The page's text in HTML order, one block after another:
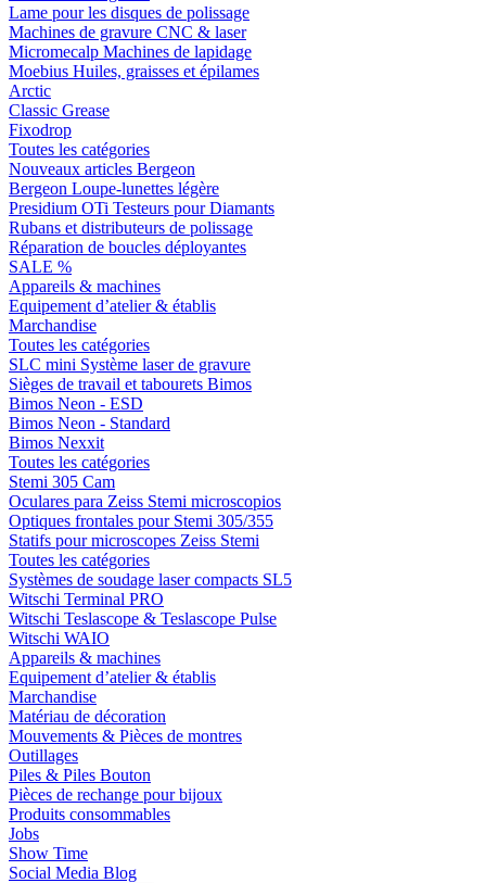
Lame pour les disques de polissage
Machines de gravure CNC & laser
Micromecalp Machines de lapidage
Moebius Huiles, graisses et épilames
Arctic
Classic Grease
Fixodrop
Toutes les catégories
Nouveaux articles Bergeon
Bergeon Loupe-lunettes légère
Presidium OTi Testeurs pour Diamants
Rubans et distributeurs de polissage
Réparation de boucles déployantes
SALE %
Appareils & machines
Equipement d’atelier & établis
Marchandise
Toutes les catégories
SLC mini Système laser de gravure
Sièges de travail et tabourets Bimos
Bimos Neon - ESD
Bimos Neon - Standard
Bimos Nexxit
Toutes les catégories
Stemi 305 Cam
Oculares para Zeiss Stemi microscopios
Optiques frontales pour Stemi 305/355
Statifs pour microscopes Zeiss Stemi
Toutes les catégories
Systèmes de soudage laser compacts SL5
Witschi Terminal PRO
Witschi Teslascope & Teslascope Pulse
Witschi WAIO
Appareils & machines
Equipement d’atelier & établis
Marchandise
Matériau de décoration
Mouvements & Pièces de montres
Outillages
Piles & Piles Bouton
Pièces de rechange pour bijoux
Produits consommables
Jobs
Show Time
Social Media Blog